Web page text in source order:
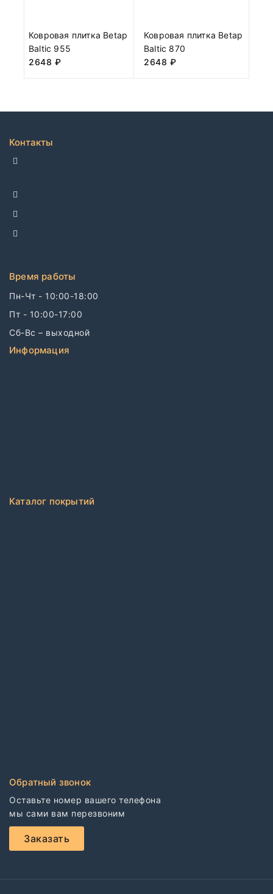
Ковровая плитка Betap
Baltic 955
2648 ₽
Ковровая плитка Betap
Baltic 870
2648 ₽
Контакты
Время работы
Пн-Чт - 10:00-18:00
Пт - 10:00-17:00
Сб-Вс – выходной
Информация
Каталог покрытий
Обратный звонок
Оставьте номер вашего телефона
мы сами вам перезвоним
Заказать